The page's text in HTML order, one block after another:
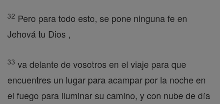
32 Pero para todo esto, se pone ninguna fe en
Jehová tu Dios ,
33 va delante de vosotros en el viaje para que
encuentres un lugar para acampar por la noche en
el fuego para iluminar su camino, y con nube de día